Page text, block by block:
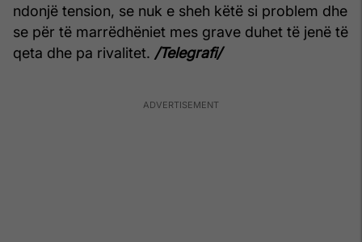
ndonjë tension, se nuk e sheh këtë si problem dhe
se për të marrëdhëniet mes grave duhet të jenë të
qeta dhe pa rivalitet. /Telegrafi/